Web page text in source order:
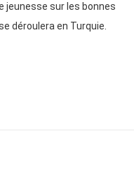
jeunesse sur les bonnes
déroulera en Turquie.